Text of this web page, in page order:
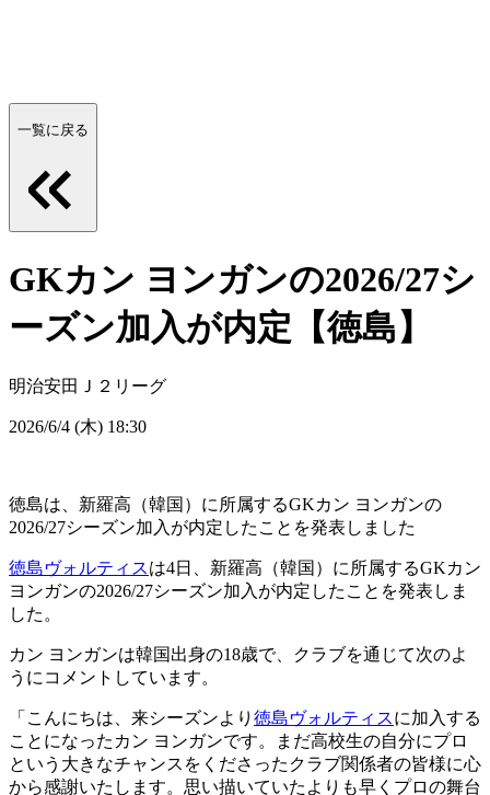
一覧に戻る
GKカン ヨンガンの2026/27シ
ーズン加入が内定【徳島】
明治安田Ｊ２リーグ
2026/6/4 (木) 18:30
徳島は、新羅高（韓国）に所属するGKカン ヨンガンの
2026/27シーズン加入が内定したことを発表しました
徳島ヴォルティスは4日、新羅高（韓国）に所属するGKカン
ヨンガンの2026/27シーズン加入が内定したことを発表しま
した。
カン ヨンガンは韓国出身の18歳で、クラブを通じて次のよ
うにコメントしています。
「こんにちは、来シーズンより 徳島ヴォルティスに加入する
ことになったカン ヨンガンです。まだ高校生の自分にプロ
という大きなチャンスをくださったクラブ関係者の皆様に心
から感謝いたします。思い描いていたよりも早くプロの舞台